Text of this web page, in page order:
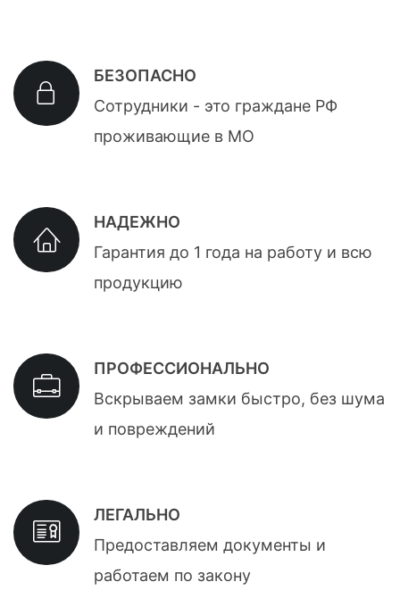
БЕЗОПАСНО
Сотрудники - это граждане РФ
проживающие в МО
НАДЕЖНО
Гарантия до 1 года на работу и всю
продукцию
ПРОФЕССИОНАЛЬНО
Вскрываем замки быстро, без шума
и повреждений
ЛЕГАЛЬНО
Предоставляем документы и
работаем по закону